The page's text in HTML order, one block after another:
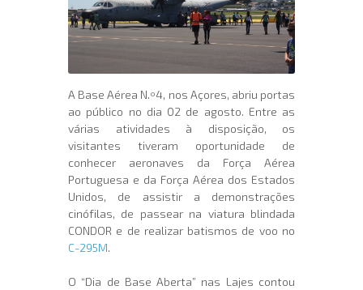
A Base Aérea N.º4, nos Açores, abriu portas
ao público no dia 02 de agosto. Entre as
várias atividades à disposição, os
visitantes tiveram oportunidade de
conhecer aeronaves da Força Aérea
Portuguesa e da Força Aérea dos Estados
Unidos, de assistir a demonstrações
cinófilas, de passear na viatura blindada
CONDOR e de realizar batismos de voo no
C-295M.
O “Dia de Base Aberta” nas Lajes contou